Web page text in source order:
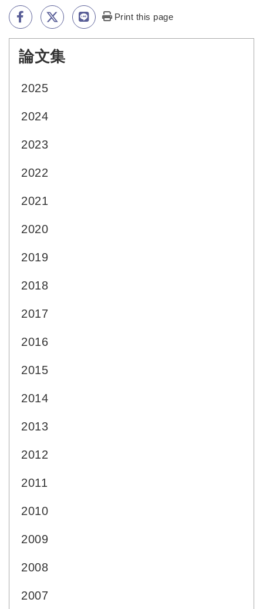
Print this page
論文集
2025
2024
2023
2022
2021
2020
2019
2018
2017
2016
2015
2014
2013
2012
2011
2010
2009
2008
2007